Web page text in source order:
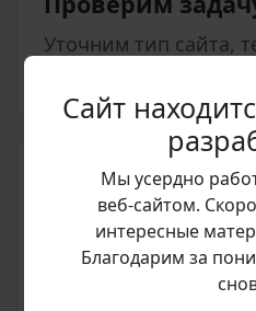
Уточним тип сайта,
Подготовим счет
Сайт
Мы усердно
веб‑сайтом.
интересные
Благодарим за